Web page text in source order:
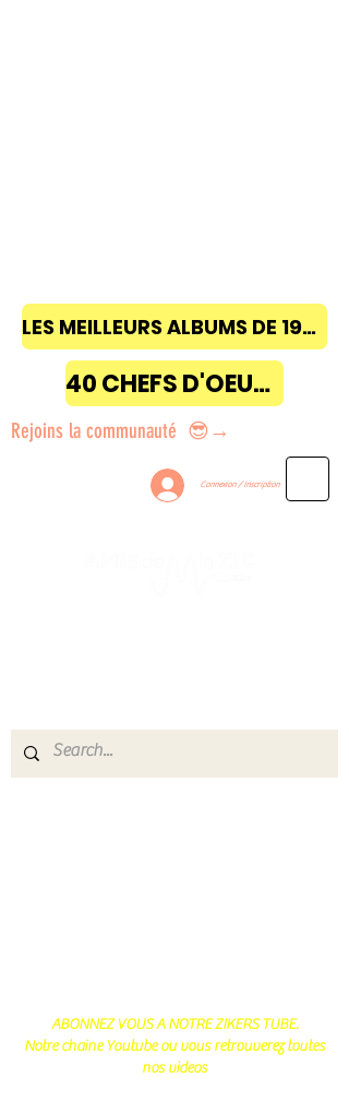
LES MEILLEURS ALBUMS DE 1968 à 2018
40 CHEFS D'OEUVRE
Rejoins la communauté 😎→
Connexion / Inscription
ABONNEZ VOUS A NOTRE ZIKERS TUBE.
Notre chaine Youtube ou vous retrouverez toutes
nos videos